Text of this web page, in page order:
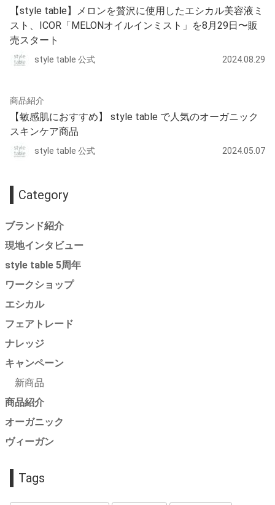
【style table】メロンを贅沢に使用したエシカル美容液ミ
スト、ICOR「MELONオイルインミスト」を8月29日〜販
売スタート
style table 公式 2024.08.29
商品紹介
【敏感肌におすすめ】 style table で人気のオーガニック
スキンケア商品
style table 公式 2024.05.07
Category
ブランド紹介
現地インタビュー
style table 5周年
ワークショップ
エシカル
フェアトレード
ナレッジ
キャンペーン
新商品
商品紹介
オーガニック
ヴィーガン
Tags